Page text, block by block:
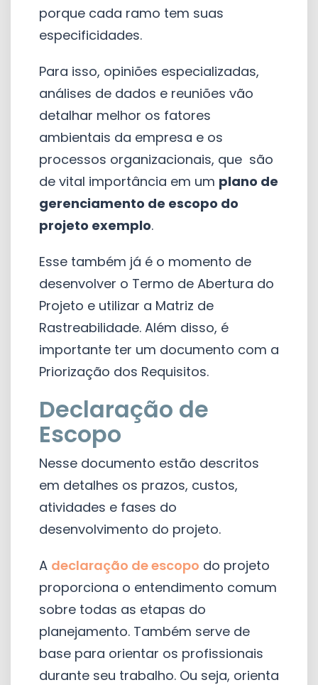
porque cada ramo tem suas
especificidades.
Para isso, opiniões especializadas,
análises de dados e reuniões vão
detalhar melhor os fatores
ambientais da empresa e os
processos organizacionais, que são
de vital importância em um plano de
gerenciamento de escopo do
projeto exemplo.
Esse também já é o momento de
desenvolver o Termo de Abertura do
Projeto e utilizar a Matriz de
Rastreabilidade. Além disso, é
importante ter um documento com a
Priorização dos Requisitos.
Declaração de
Escopo
Nesse documento estão descritos
em detalhes os prazos, custos,
atividades e fases do
desenvolvimento do projeto.
A declaração de escopo do projeto
proporciona o entendimento comum
sobre todas as etapas do
planejamento. Também serve de
base para orientar os profissionais
durante seu trabalho. Ou seja, orienta